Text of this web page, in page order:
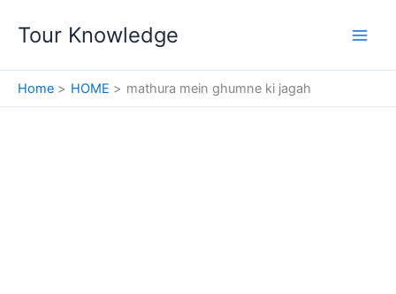
Tour Knowledge
Home HOME mathura mein ghumne ki jagah